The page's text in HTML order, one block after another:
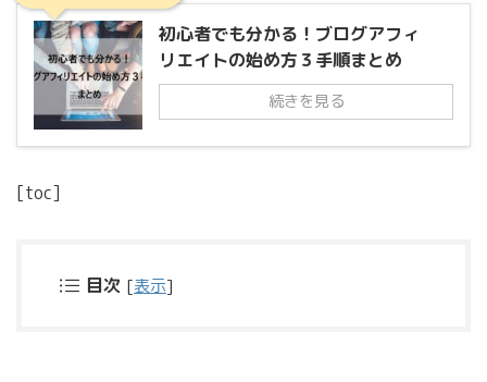
初心者でも分かる！ブログアフィ
リエイトの始め方３手順まとめ
続きを見る
[toc]
目次 [表示]